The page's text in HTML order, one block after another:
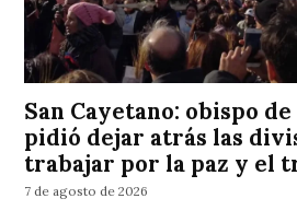
San Cayetano: obispo
pidió dejar atrás las
trabajar por la paz y el
7 de agosto de 2026